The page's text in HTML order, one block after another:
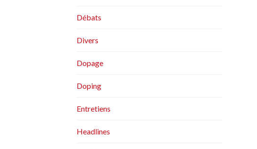
Débats
Divers
Dopage
Doping
Entretiens
Headlines